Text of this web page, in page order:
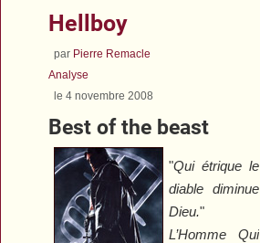
Hellboy
par Pierre Remacle
Analyse
le 4 novembre 2008
Best of the beast
"Qui étrique le
diable diminue
Dieu."
L’Homme Qui